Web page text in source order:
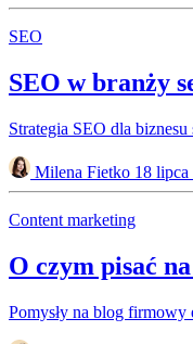
SEO
SEO w branży
Strategia SEO dla
Milena Fietko 18 lipca
Content marketing
O czym pisać
Pomysły na blog